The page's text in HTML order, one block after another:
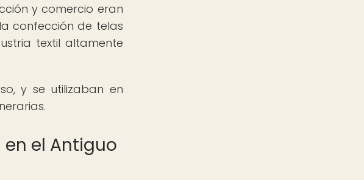
y comercio eran
confección de telas
textil altamente
y se utilizaban en
el Antiguo